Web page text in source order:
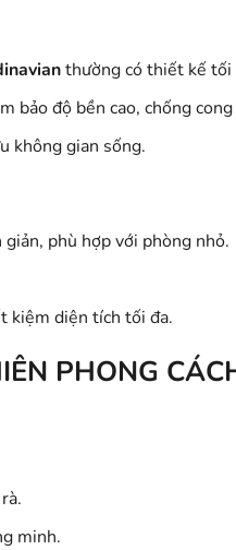
thường có thiết kế tối
bảo độ bền cao, chống
không gian sống.
phù hợp với phòng nhỏ.
kiệm diện tích tối đa.
PHONG
minh.